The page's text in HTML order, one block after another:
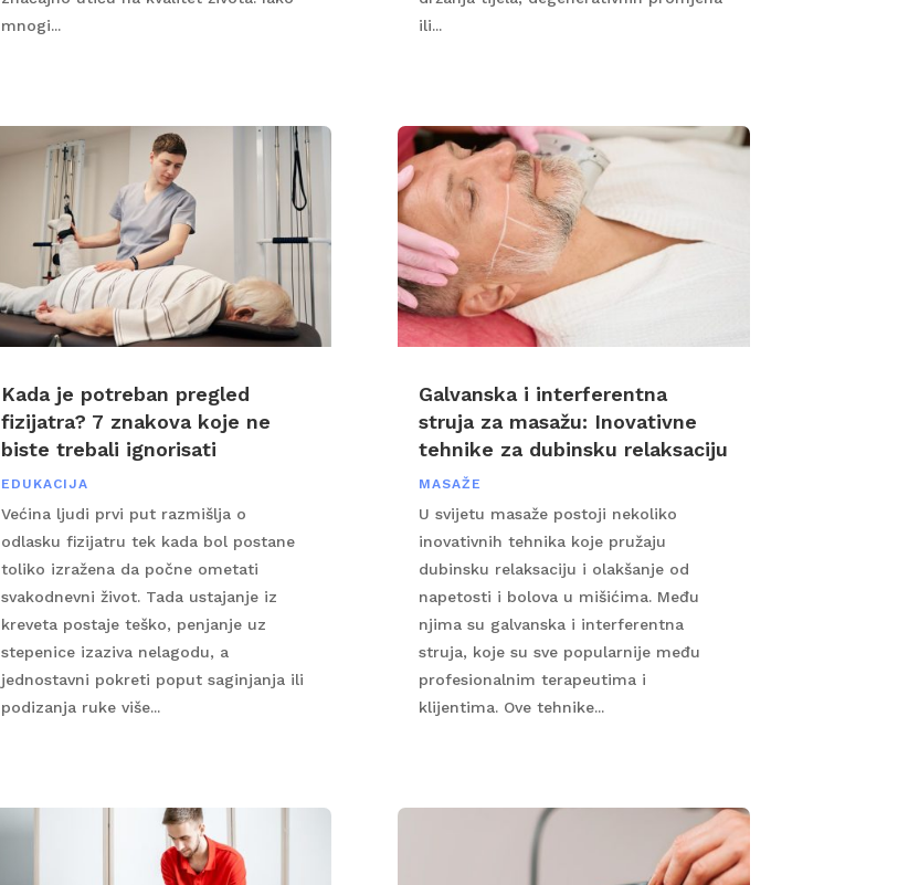
mnogi...
Kada je potreban pregled
fizijatra? 7 znakova koje ne
biste trebali ignorisati
EDUKACIJA
Većina ljudi prvi put razmišlja o
odlasku fizijatru tek kada bol postane
toliko izražena da počne ometati
svakodnevni život. Tada ustajanje iz
kreveta postaje teško, penjanje uz
stepenice izaziva nelagodu, a
jednostavni pokreti poput saginjanja ili
podizanja ruke više...
ili...
Galvanska i interferentna
struja za masažu: Inovativne
tehnike za dubinsku relaksaciju
MASAŽE
U svijetu masaže postoji nekoliko
inovativnih tehnika koje pružaju
dubinsku relaksaciju i olakšanje od
napetosti i bolova u mišićima. Među
njima su galvanska i interferentna
struja, koje su sve popularnije među
profesionalnim terapeutima i
klijentima. Ove tehnike...